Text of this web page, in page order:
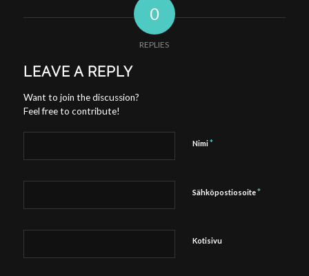
0
REPLIES
LEAVE A REPLY
Want to join the discussion?
Feel free to contribute!
Nimi*
Sähköpostiosoite*
Kotisivu